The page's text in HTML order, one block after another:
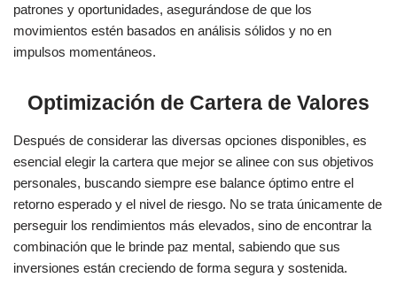
patrones y oportunidades, asegurándose de que los
movimientos estén basados en análisis sólidos y no en
impulsos momentáneos.
Optimización de Cartera de Valores
Después de considerar las diversas opciones disponibles, es
esencial elegir la cartera que mejor se alinee con sus objetivos
personales, buscando siempre ese balance óptimo entre el
retorno esperado y el nivel de riesgo. No se trata únicamente de
perseguir los rendimientos más elevados, sino de encontrar la
combinación que le brinde paz mental, sabiendo que sus
inversiones están creciendo de forma segura y sostenida.